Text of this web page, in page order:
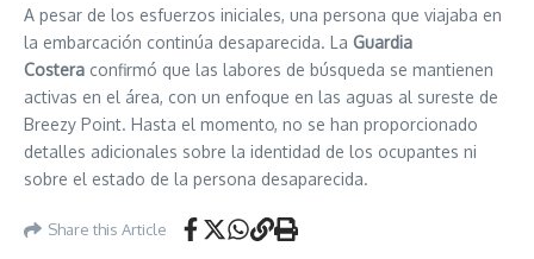
A pesar de los esfuerzos iniciales, una persona que viajaba en
la embarcación continúa desaparecida. La Guardia
Costera confirmó que las labores de búsqueda se mantienen
activas en el área, con un enfoque en las aguas al sureste de
Breezy Point. Hasta el momento, no se han proporcionado
detalles adicionales sobre la identidad de los ocupantes ni
sobre el estado de la persona desaparecida.
Share this Article